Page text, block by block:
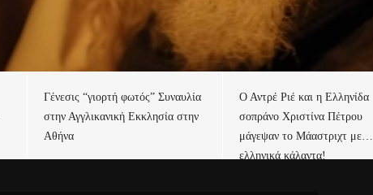
Γένεσις “γιορτή φωτός” Συναυλία
στην Αγγλικανική Εκκλησία στην
Αθήνα
Ο Αντρέ Ριέ και η Ελληνίδα
σοπράνο Χριστίνα Πέτρου
μάγεψαν το Μάαστριχτ με…
ελληνικά κάλαντα!